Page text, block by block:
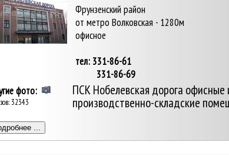
Фрунзенский район
от метро Волковская - 1280м
офисное
тел: 331-86-61
331-86-69
фото:
32343
ПСК Нобелевская дорога офисные
производственно-складские